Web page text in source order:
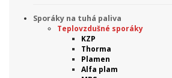
Sporáky na tuhá paliva
Teplovzdušné sporáky
KZP
Thorma
Plamen
Alfa plam